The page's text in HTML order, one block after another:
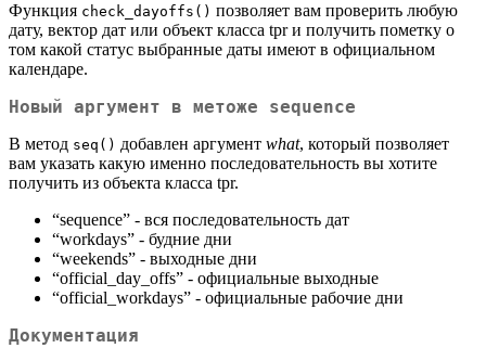
Функция check_dayoffs() позволяет вам проверить любую
дату, вектор дат или объект класса tpr и получить пометку о
том какой статус выбранные даты имеют в официальном
календаре.
Новый аргумент в метоже sequence
В метод seq() добавлен аргумент what, который позволяет
вам указать какую именно последовательность вы хотите
получить из объекта класса tpr.
“sequence” - вся последовательность дат
“workdays” - будние дни
“weekends” - выходные дни
“official_day_offs” - официальные выходные
“official_workdays” - официальные рабочие дни
Документация